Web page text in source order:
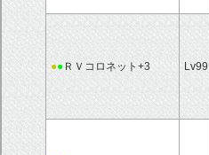
●● ＲＶコロネット+3 Lv99